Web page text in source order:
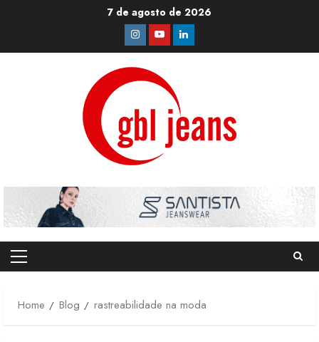
7 de agosto de 2026
Instagram
YoutubeLinkedin
Primary
Home
Blog rastreabilidade na moda